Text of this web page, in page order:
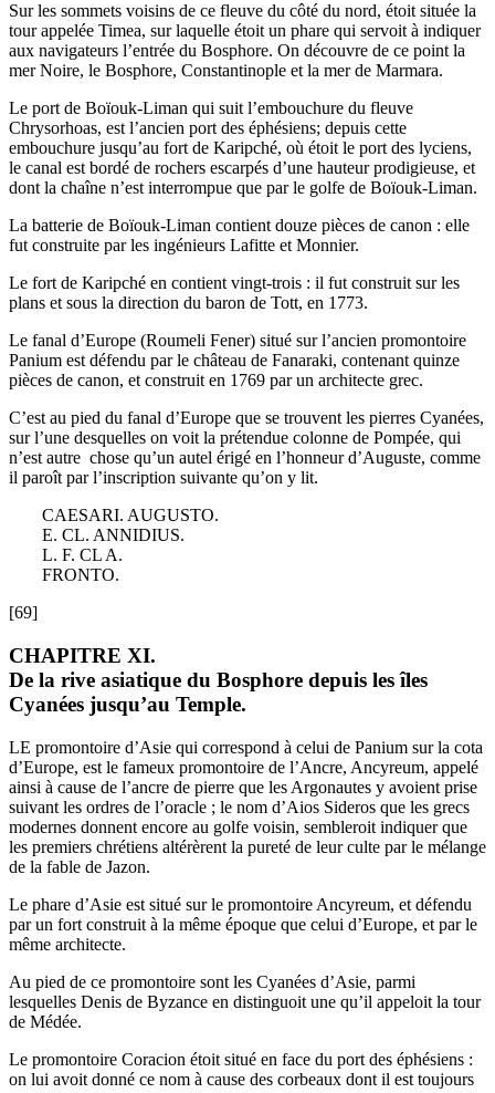
Sur les sommets voisins de ce fleuve du côté du nord, étoit située la
tour appelée Timea, sur laquelle étoit un phare qui servoit à indiquer
aux navigateurs l’entrée du Bosphore. On découvre de ce point la
mer Noire, le Bosphore, Constantinople et la mer de Marmara.
Le port de Boïouk-Liman qui suit l’embouchure du fleuve
Chrysorhoas, est l’ancien port des éphésiens; depuis cette
embouchure jusqu’au fort de Karipché, où étoit le port des lyciens,
le canal est bordé de rochers escarpés d’une hauteur prodigieuse, et
dont la chaîne n’est interrompue que par le golfe de Boïouk-Liman.
La batterie de Boïouk-Liman contient douze pièces de canon : elle
fut construite par les ingénieurs Lafitte et Monnier.
Le fort de Karipché en contient vingt-trois : il fut construit sur les
plans et sous la direction du baron de Tott, en 1773.
Le fanal d’Europe (Roumeli Fener) situé sur l’ancien promontoire
Panium est défendu par le château de Fanaraki, contenant quinze
pièces de canon, et construit en 1769 par un architecte grec.
C’est au pied du fanal d’Europe que se trouvent les pierres Cyanées,
sur l’une desquelles on voit la prétendue colonne de Pompée, qui
n’est autre chose qu’un autel érigé en l’honneur d’Auguste, comme
il paroît par l’inscription suivante qu’on y lit.
CAESARI. AUGUSTO.
E. CL. ANNIDIUS.
L. F. CL A.
FRONTO.
[69]
CHAPITRE XI.
De la rive asiatique du Bosphore depuis les îles
Cyanées jusqu’au Temple.
LE promontoire d’Asie qui correspond à celui de Panium sur la cota
d’Europe, est le fameux promontoire de l’Ancre, Ancyreum, appelé
ainsi à cause de l’ancre de pierre que les Argonautes y avoient prise
suivant les ordres de l’oracle ; le nom d’Aios Sideros que les grecs
modernes donnent encore au golfe voisin, sembleroit indiquer que
les premiers chrétiens altérèrent la pureté de leur culte par le mélange
de la fable de Jazon.
Le phare d’Asie est situé sur le promontoire Ancyreum, et défendu
par un fort construit à la même époque que celui d’Europe, et par le
même architecte.
Au pied de ce promontoire sont les Cyanées d’Asie, parmi
lesquelles Denis de Byzance en distinguoit une qu’il appeloit la tour
de Médée.
Le promontoire Coracion étoit situé en face du port des éphésiens :
on lui avoit donné ce nom à cause des corbeaux dont il est toujours